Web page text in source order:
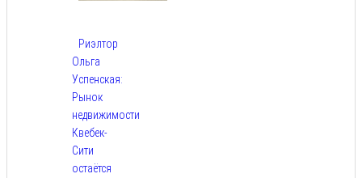
Риэлтор
Ольга
Успенская:
Рынок
недвижимости
Квебек-
Сити
остаётся